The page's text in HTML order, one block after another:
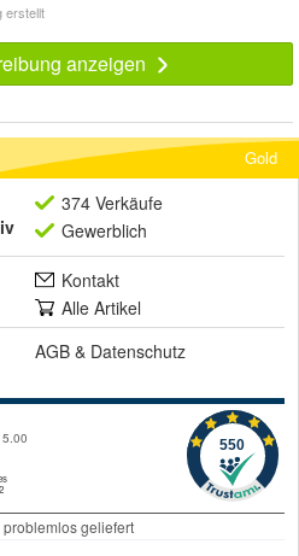
erstellt
anzeigen
Gold
374 Verkäufe
Gewerblich
Kontakt
Alle Artikel
AGB & Datenschutz